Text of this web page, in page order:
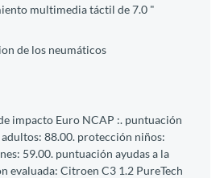
multimedia táctil de 7.0 "
de los neumáticos
impacto Euro NCAP :. puntuación
88.00. protección niños:
59.00. puntuación ayudas a la
evaluada: Citroen C3 1.2 PureTech